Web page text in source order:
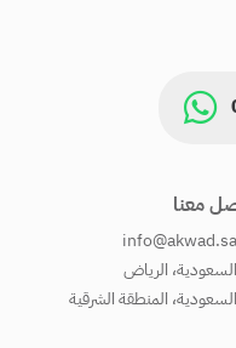
معنا
info@akwad.sa
السعودية، الرياض
السعودية، المنطقة الشرقية